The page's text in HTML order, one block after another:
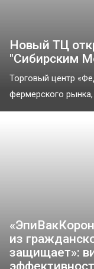
Новый ТЦ
"Сибирским
Торговый центр
фермерского
из
защищает»: